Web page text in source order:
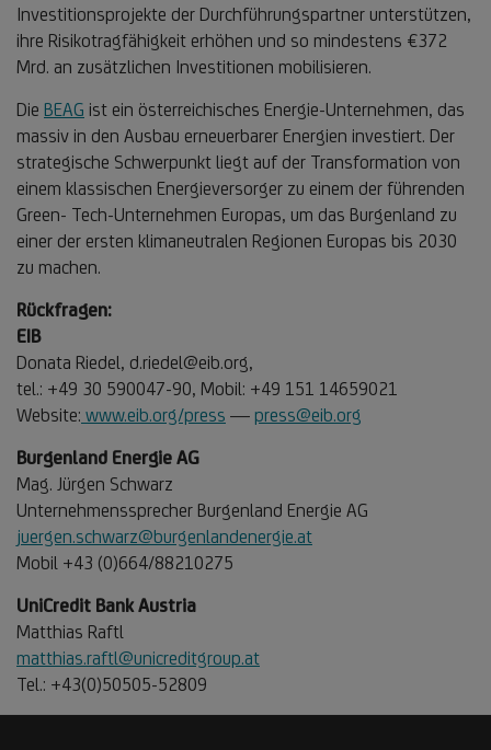
Investitionsprojekte der Durchführungspartner unterstützen,
ihre Risikotragfähigkeit erhöhen und so mindestens €372
Mrd. an zusätzlichen Investitionen mobilisieren.
Die BEAG ist ein österreichisches Energie-Unternehmen, das
massiv in den Ausbau erneuerbarer Energien investiert. Der
strategische Schwerpunkt liegt auf der Transformation von
einem klassischen Energieversorger zu einem der führenden
Green- Tech-Unternehmen Europas, um das Burgenland zu
einer der ersten klimaneutralen Regionen Europas bis 2030
zu machen.
Rückfragen:
EIB
Donata Riedel, d.riedel@eib.org,
tel.: +49 30 590047-90, Mobil: +49 151 14659021
Website: www.eib.org/press — press@eib.org
Burgenland Energie AG
Mag. Jürgen Schwarz
Unternehmenssprecher Burgenland Energie AG
juergen.schwarz@burgenlandenergie.at
Mobil +43 (0)664/88210275
UniCredit Bank Austria
Matthias Raftl
matthias.raftl@unicreditgroup.at
Tel.: +43(0)50505-52809